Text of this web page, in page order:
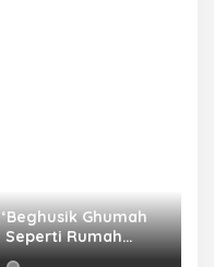
Ghumah
Seperti Rumah